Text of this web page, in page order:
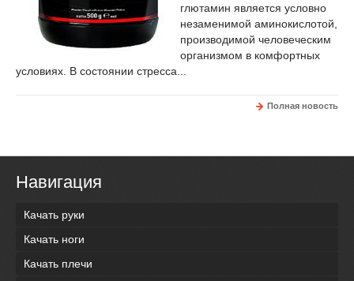
глютамин является условно
незаменимой аминокислотой,
производимой человеческим
организмом в комфортных
условиях. В состоянии стресса...
Полная новость
Навигация
Качать руки
Качать ноги
Качать плечи